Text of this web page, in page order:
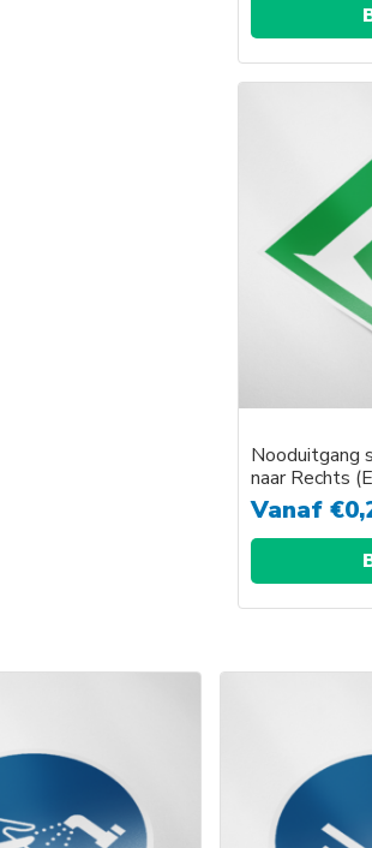
Nooduitgang
naar Rechts
Vanaf€